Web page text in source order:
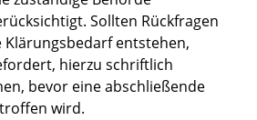
Sollten Rückfragen
Klärungsbedarf entstehen,
hierzu schriftlich
bevor eine abschließende
wird.